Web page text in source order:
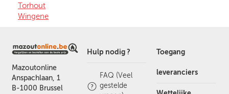
Torhout
Wingene
Mazoutonline
Anspachlaan, 1
B-1000 Brussel
Hulp nodig ?
FAQ (Veel
gestelde
Toegang
leveranciers